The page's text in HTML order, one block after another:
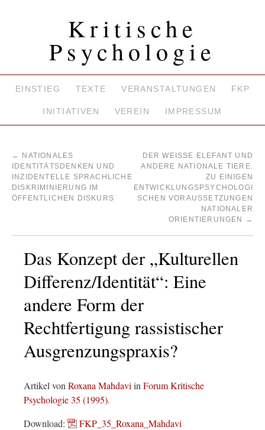
Kritische
Psychologie
EINSTIEG TEXTE VERANSTALTUNGEN FKP
INITIATIVEN VEREIN IMPRESSUM
←
NATIONALES
IDENTITÄTSDENKEN UND
INZIDENTELLE SPRACHLICHE
DISKRIMINIERUNG IM
ÖFFENTLICHEN DISKURS
DER WEISSE ELEFANT UND A
NDERE NATIONALE TIERE. Z
U EINIGEN E
NTWICKLUNGSPSYCHOLOGIS
CHEN VORAUSSETZUNGEN N
ATIONALER O
RIENTIERUNGEN
→
Das Konzept der „Kulturellen
Differenz/Identität“: Eine
andere Form der
Rechtfertigung rassistischer
Ausgrenzungspraxis?
Artikel von Roxana Mahdavi in Forum Kritische
Psychologie 35 (1995).
Download:
FKP_35_Roxana_Mahdavi